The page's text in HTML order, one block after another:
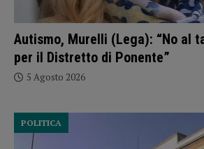
Autismo, Murelli (Lega): “No al
per il Distretto di Ponente”
5 Agosto 2026
POLITICA